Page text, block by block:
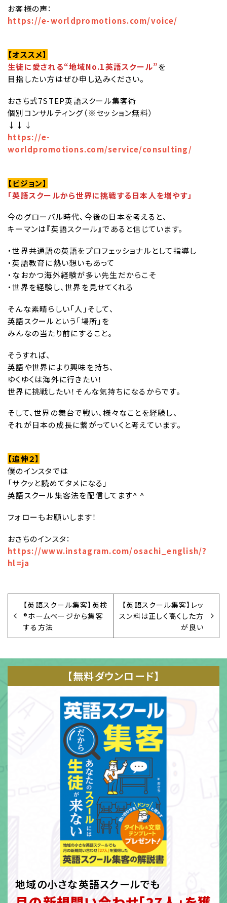
お客様の声：
https://e-worldpromotions.com/voice/
【オススメ】
生徒に愛される“地域No.1英語スクール”を
目指したい方はぜひ申し込みください。
おさち式7STEP英語スクール集客術
個別コンサルティング（※セッション無料）
↓↓↓
https://e-
worldpromotions.com/service/consulting/
【ビジョン】
「英語スクールから世界に挑戦する日本人を増やす」
今のグローバル時代、今後の日本を考えると、
キーマンは『英語スクール』であると信じています。
・世界共通語の英語をプロフェッショナルとして指導し
・英語教育に熱い想いもあって
・なおかつ海外経験が多い先生だからこそ
・世界を経験し、世界を見せてくれる
そんな素晴らしい「人」そして、
英語スクールという「場所」を
みんなの当たり前にすること。
そうすれば、
英語や世界により興味を持ち、
ゆくゆくは海外に行きたい！
世界に挑戦したい！そんな気持ちになるからです。
そして、世界の舞台で戦い、様々なことを経験し、
それが日本の成長に繋がっていくと考えています。
【追伸２】
僕のインスタでは
「サクッと読めてタメになる」
英語スクール集客法を配信してます^ ^
フォローもお願いします！
おさちのインスタ：
https://www.instagram.com/osachi_english/?
hl=ja
【英語スクール集客】英検
®︎ホームページから集客
する方法
【英語スクール集客】レッ
スン料は正しく高くした方
が良い
【無料ダウンロード】
地域の小さな英語スクールでも